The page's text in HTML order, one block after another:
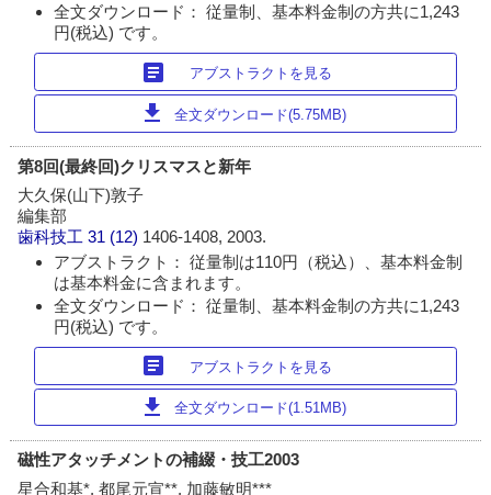
全文ダウンロード： 従量制、基本料金制の方共に1,243
円(税込) です。
article アブストラクトを見る
download 全文ダウンロード(5.75MB)
第8回(最終回)クリスマスと新年
大久保(山下)敦子
編集部
歯科技工 31 (12) 1406-1408, 2003.
アブストラクト： 従量制は110円（税込）、基本料金制
は基本料金に含まれます。
全文ダウンロード： 従量制、基本料金制の方共に1,243
円(税込) です。
article アブストラクトを見る
download 全文ダウンロード(1.51MB)
磁性アタッチメントの補綴・技工2003
星合和基*, 都尾元宣**, 加藤敏明***